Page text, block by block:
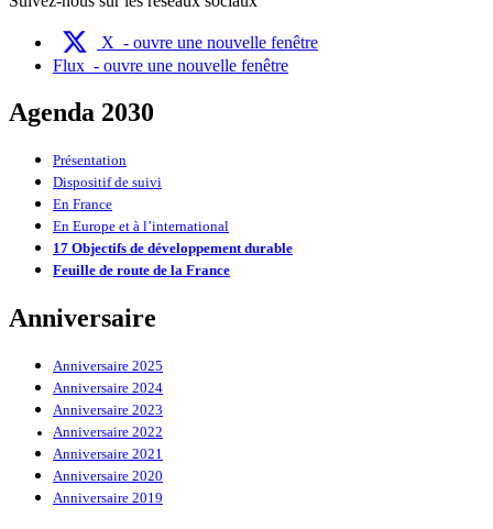
X - ouvre une nouvelle fenêtre
Flux - ouvre une nouvelle fenêtre
Agenda 2030
Présentation
Dispositif de suivi
En France
En Europe et à l’international
17 Objectifs de développement durable
Feuille de route de la France
Anniversaire
Anniversaire 2025
Anniversaire 2024
Anniversaire 2023
Anniversaire 2022
Anniversaire 2021
Anniversaire 2020
Anniversaire 2019